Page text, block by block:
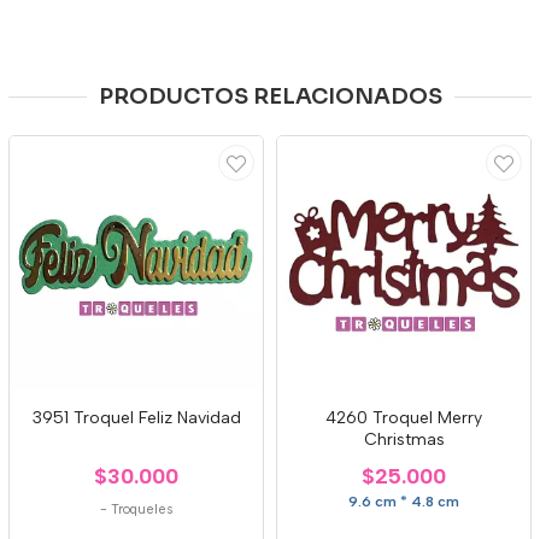
PRODUCTOS RELACIONADOS
3951 Troquel Feliz Navidad
$30.000
- Troqueles
4260 Troquel Merry
Christmas
$25.000
9.6 cm * 4.8 cm